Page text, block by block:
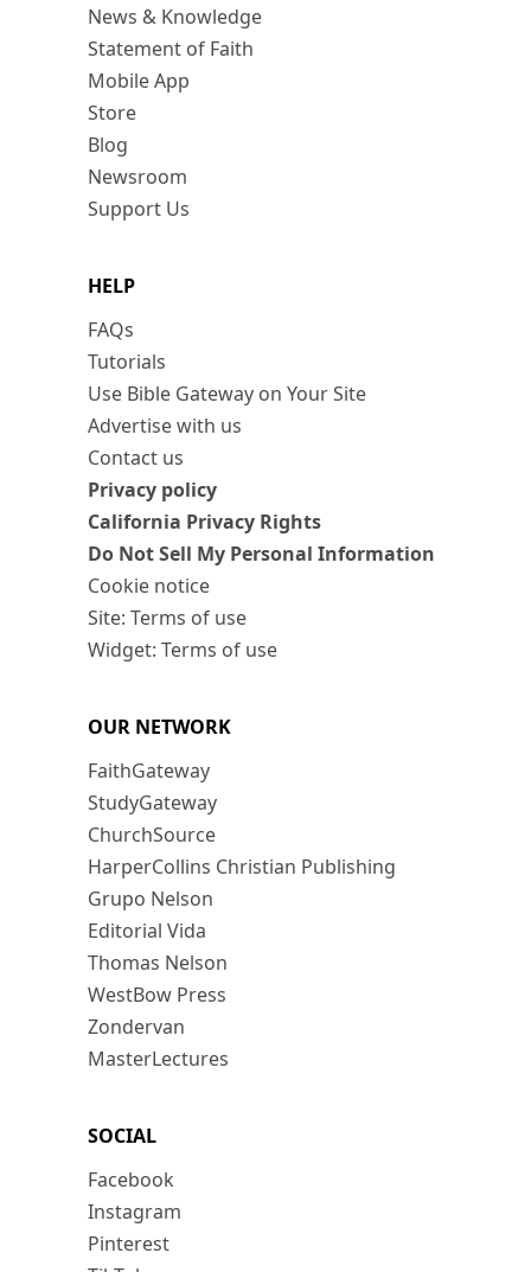
News & Knowledge
Statement of Faith
Mobile App
Store
Blog
Newsroom
Support Us
HELP
FAQs
Tutorials
Use Bible Gateway on Your Site
Advertise with us
Contact us
Privacy policy
California Privacy Rights
Do Not Sell My Personal Information
Cookie notice
Site: Terms of use
Widget: Terms of use
OUR NETWORK
FaithGateway
StudyGateway
ChurchSource
HarperCollins Christian Publishing
Grupo Nelson
Editorial Vida
Thomas Nelson
WestBow Press
Zondervan
MasterLectures
SOCIAL
Facebook
Instagram
Pinterest